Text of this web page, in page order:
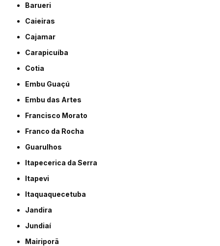
Barueri
Caieiras
Cajamar
Carapicuíba
Cotia
Embu Guaçú
Embu das Artes
Francisco Morato
Franco da Rocha
Guarulhos
Itapecerica da Serra
Itapevi
Itaquaquecetuba
Jandira
Jundiaí
Mairiporã